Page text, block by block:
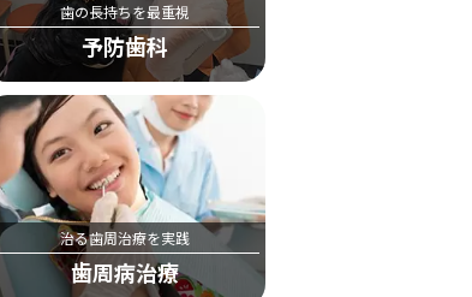
歯の長持ちを最重視
予防歯科
治る歯周治療を実践
歯周病治療